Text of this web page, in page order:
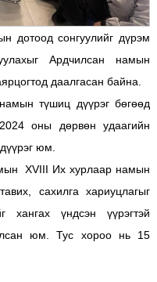
дотоод сонгуулийг дүрэм
Ардчилсан намын
даалгасан байна.
түшиц дүүрэг бөгөөд
оны дөрвөн удаагийн
юм.
XVIII Их хурлаар намын
сахилга хариуцлагыг
хангах үндсэн үүрэгтэй
юм. Тус хороо нь 15